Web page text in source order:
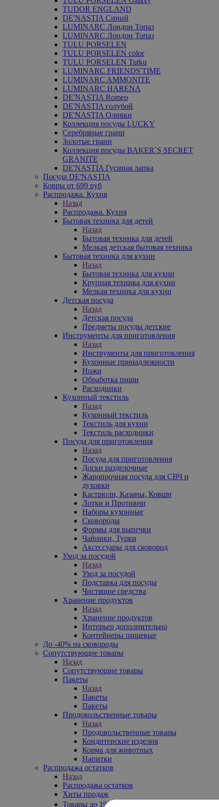
TUDOR ENGLAND
DE'NASTIA Синий
LUMINARC Лондон Топаз
LUMINARC Лондон Топаз
TULU PORSELEN
TULU PORSELEN color
TULU PORSELEN Tutku
LUMINARC FRIENDS'TIME
LUMINARC AMMONITE
LUMINARC HARENA
DE'NASTIA Romeo
DE'NASTIA голубой
DE'NASTIA Оливки
Коллекция посуды LUCKY
Серебряные грани
Золотые грани
Коллекция посуды BAKER`S SECRET
GRANITE
DE'NASTIA Гусиная лапка
Посуда DE'NASTIA
Ковры от 699 руб
Распродажа. Кухня
Назад
Распродажа. Кухня
Бытовая техника для детей
Назад
Бытовая техника для детей
Мелкая детская бытовая техника
Бытовая техника для кухни
Назад
Бытовая техника для кухни
Крупная техника для кухни
Мелкая техника для кухни
Детская посуда
Назад
Детская посуда
Предметы посуды детские
Инструменты для приготовления
Назад
Инструменты для приготовления
Кухонные принадлежности
Ножи
Обработка пищи
Расходники
Кухонный текстиль
Назад
Кухонный текстиль
Текстиль для кухни
Текстиль расходники
Посуда для приготовления
Назад
Посуда для приготовления
Доски разделочные
Жаропрочная посуда для СВЧ и
духовки
Кастрюли, Казаны, Ковши
Лотки и Противни
Наборы кухонные
Сковороды
Формы для выпечки
Чайники, Турки
Аксессуары для сковород
Уход за посудой
Назад
Уход за посудой
Подставка для посуды
Чистящие средства
Хранение продуктов
Назад
Хранение продуктов
Интерьер дополнительно
Контейнеры пищевые
До -40% на сковороды
Сопутствующие товары
Назад
Сопутствующие товары
Пакеты
Назад
Пакеты
Пакеты
Продовольственные товары
Назад
Продовольственные товары
Кондитерские изделия
Корма для животных
Напитки
Распродажа остатков
Назад
Распродажа остатков
Хиты продаж
Товары до 199₽